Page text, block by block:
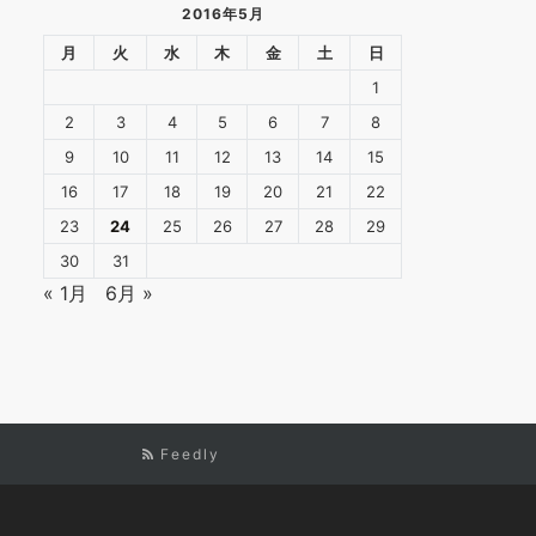
2016年5月
月 火 水 木 金 土
日
1
2
3 4 5 6 7
8
9
10 11 12 13 14
15
16
17 18 19 20 21
22
23
24 25 26 27 28
29
30
31
« 1月 6月 »
Feedly